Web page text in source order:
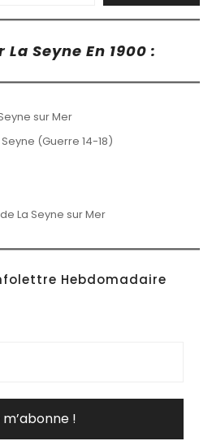
Seyne En 1900 :
sur Mer
(Guerre 14-18)
La Seyne sur Mer
Hebdomadaire